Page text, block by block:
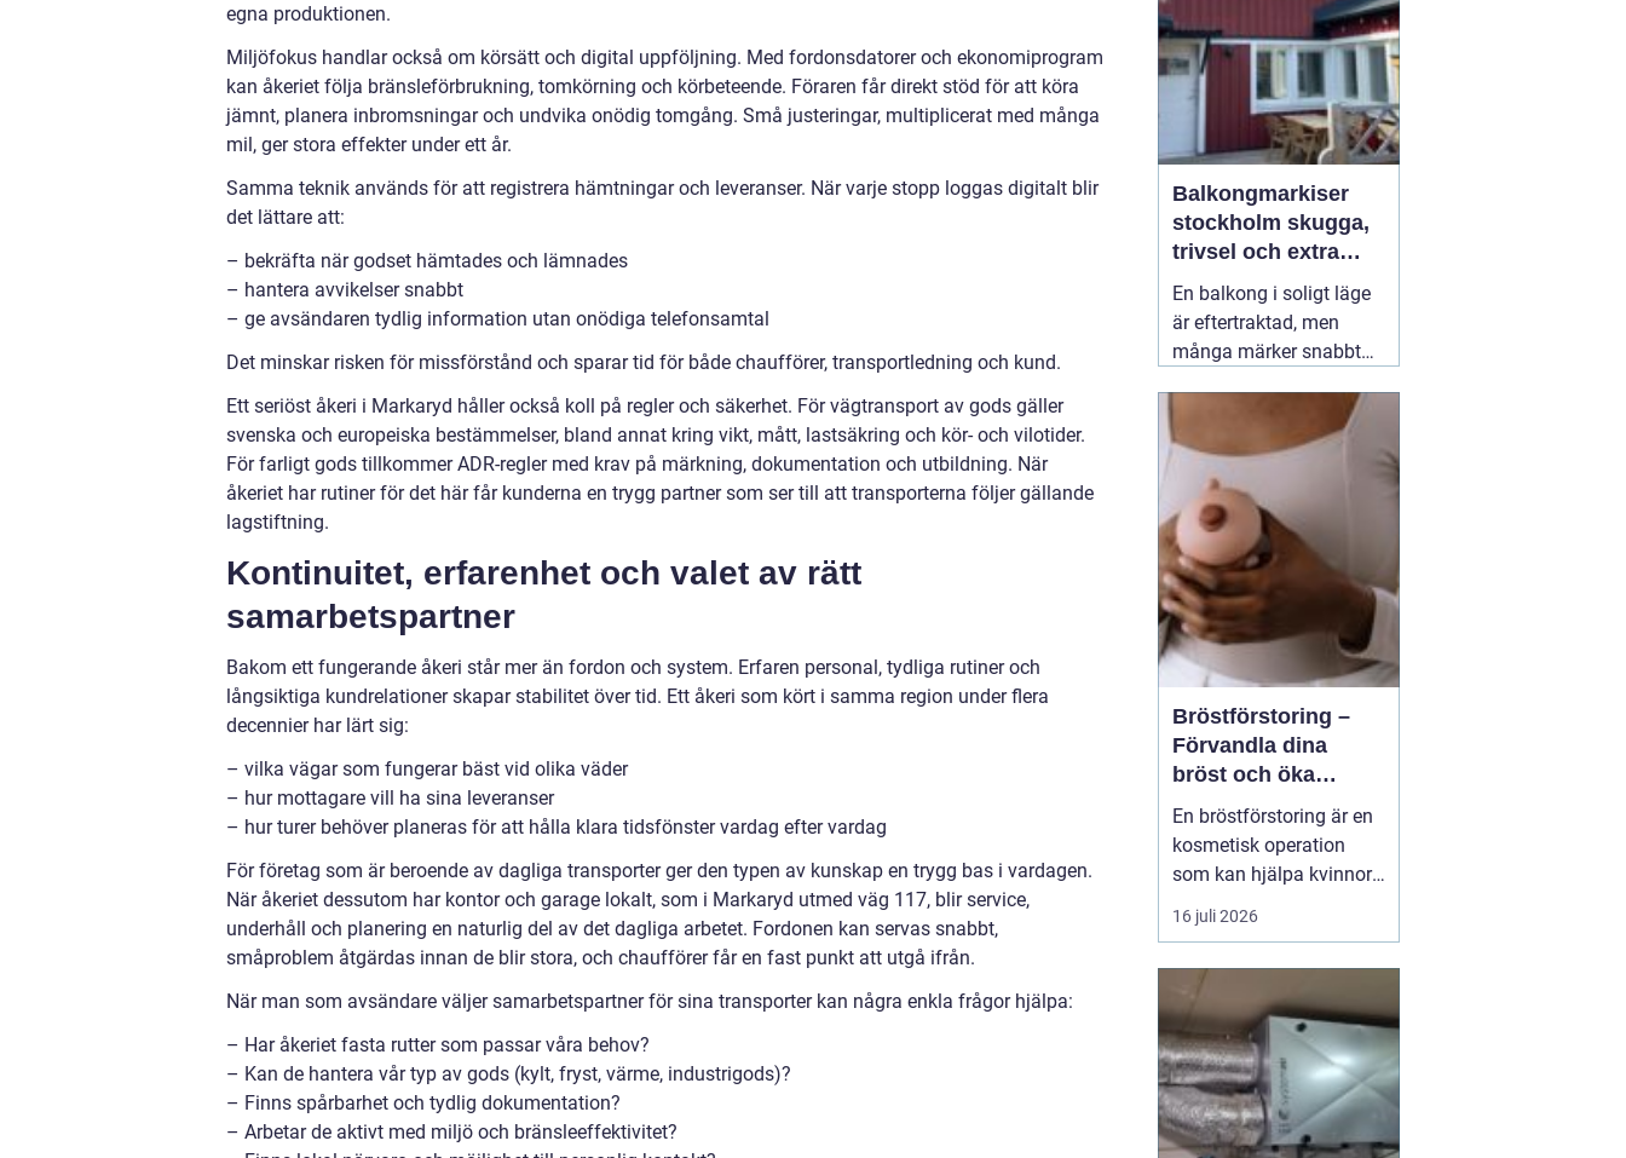
egna produktionen.
Miljöfokus handlar också om körsätt och digital uppföljning. Med fordonsdatorer och ekonomiprogram
kan åkeriet följa bränsleförbrukning, tomkörning och körbeteende. Föraren får direkt stöd för att köra
jämnt, planera inbromsningar och undvika onödig tomgång. Små justeringar, multiplicerat med många
mil, ger stora effekter under ett år.
Samma teknik används för att registrera hämtningar och leveranser. När varje stopp loggas digitalt blir
det lättare att:
– bekräfta när godset hämtades och lämnades
– hantera avvikelser snabbt
– ge avsändaren tydlig information utan onödiga telefonsamtal
Det minskar risken för missförstånd och sparar tid för både chaufförer, transportledning och kund.
Ett seriöst åkeri i Markaryd håller också koll på regler och säkerhet. För vägtransport av gods gäller
svenska och europeiska bestämmelser, bland annat kring vikt, mått, lastsäkring och kör- och vilotider.
För farligt gods tillkommer ADR-regler med krav på märkning, dokumentation och utbildning. När
åkeriet har rutiner för det här får kunderna en trygg partner som ser till att transporterna följer gällande
lagstiftning.
Kontinuitet, erfarenhet och valet av rätt
samarbetspartner
Bakom ett fungerande åkeri står mer än fordon och system. Erfaren personal, tydliga rutiner och
långsiktiga kundrelationer skapar stabilitet över tid. Ett åkeri som kört i samma region under flera
decennier har lärt sig:
– vilka vägar som fungerar bäst vid olika väder
– hur mottagare vill ha sina leveranser
– hur turer behöver planeras för att hålla klara tidsfönster vardag efter vardag
För företag som är beroende av dagliga transporter ger den typen av kunskap en trygg bas i vardagen.
När åkeriet dessutom har kontor och garage lokalt, som i Markaryd utmed väg 117, blir service,
underhåll och planering en naturlig del av det dagliga arbetet. Fordonen kan servas snabbt,
småproblem åtgärdas innan de blir stora, och chaufförer får en fast punkt att utgå ifrån.
När man som avsändare väljer samarbetspartner för sina transporter kan några enkla frågor hjälpa:
– Har åkeriet fasta rutter som passar våra behov?
– Kan de hantera vår typ av gods (kylt, fryst, värme, industrigods)?
– Finns spårbarhet och tydlig dokumentation?
– Arbetar de aktivt med miljö och bränsleeffektivitet?
plåtbearbetning. När
för...
Balkongmarkiser
stockholm skugga,
trivsel och extra
rum utomhus
En balkong i soligt läge
är eftertraktad, men
många märker snabbt
under sommarhalvåret.
Glasräcken, mörka
reflekterande ytor gör att
solen ofta upplevs
starkare i Stockholm än
förväntat. Med
22 juli
2026
Bröstförstoring –
Förvandla dina
bröst och öka
självförtroendet
En bröstförstoring är en
kosmetisk operation
som kan hjälpa kvinnor
att uppnå de bröst de
alltid har drömt om.
om att återställa
volymen efter graviditet
och amning, korrigera
oj&a...
16 juli 2026